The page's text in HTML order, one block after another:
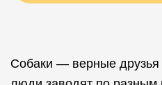
Собаки — верные